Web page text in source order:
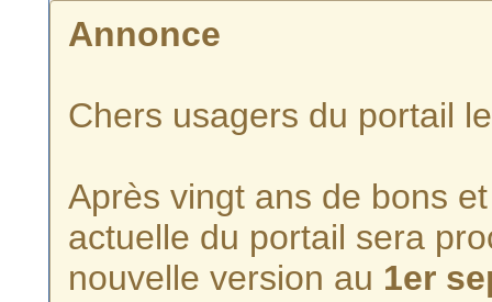
Annonce
Chers usagers du portail
Après vingt ans de bons
actuelle du portail sera
nouvelle version au 1er